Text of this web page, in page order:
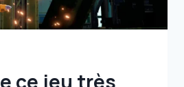
ce jeu très